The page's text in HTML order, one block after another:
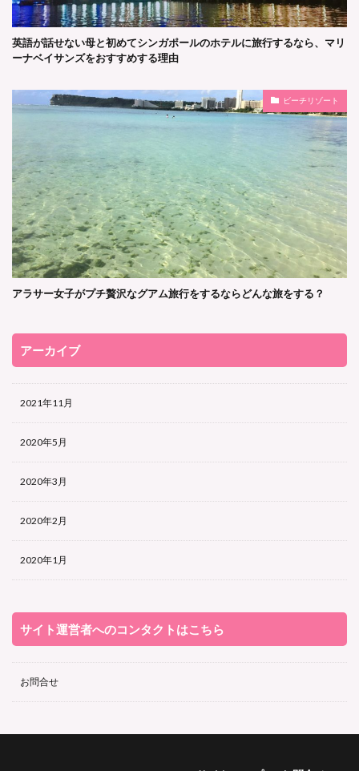
英語が話せない母と初めてシンガポールのホテルに旅行するなら、マリ
ーナベイサンズをおすすめする理由
ビーチリゾート
アラサー女子がプチ贅沢なグアム旅行をするならどんな旅をする？
アーカイブ
2021年11月
2020年5月
2020年3月
2020年2月
2020年1月
サイト運営者へのコンタクトはこちら
お問合せ